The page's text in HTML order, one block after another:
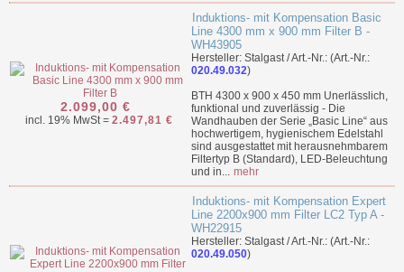
2.099,00 €
incl. 19% MwSt = 2.497,81 €
Induktions- mit Kompensation Basic
Line 4300 mm x 900 mm Filter B -
WH43905
Hersteller: Stalgast / Art.-Nr.: (Art.-Nr.:
020.49.032)
BTH 4300 x 900 x 450 mm Unerlässlich,
funktional und zuverlässig - Die
Wandhauben der Serie „Basic Line“ aus
hochwertigem, hygienischem Edelstahl
sind ausgestattet mit herausnehmbarem
Filtertyp B (Standard), LED-Beleuchtung
und in... mehr
Induktions- mit Kompensation Expert
Line 2200x900 mm Filter LC2 Typ A -
WH22915
Hersteller: Stalgast / Art.-Nr.: (Art.-Nr.:
020.49.050)